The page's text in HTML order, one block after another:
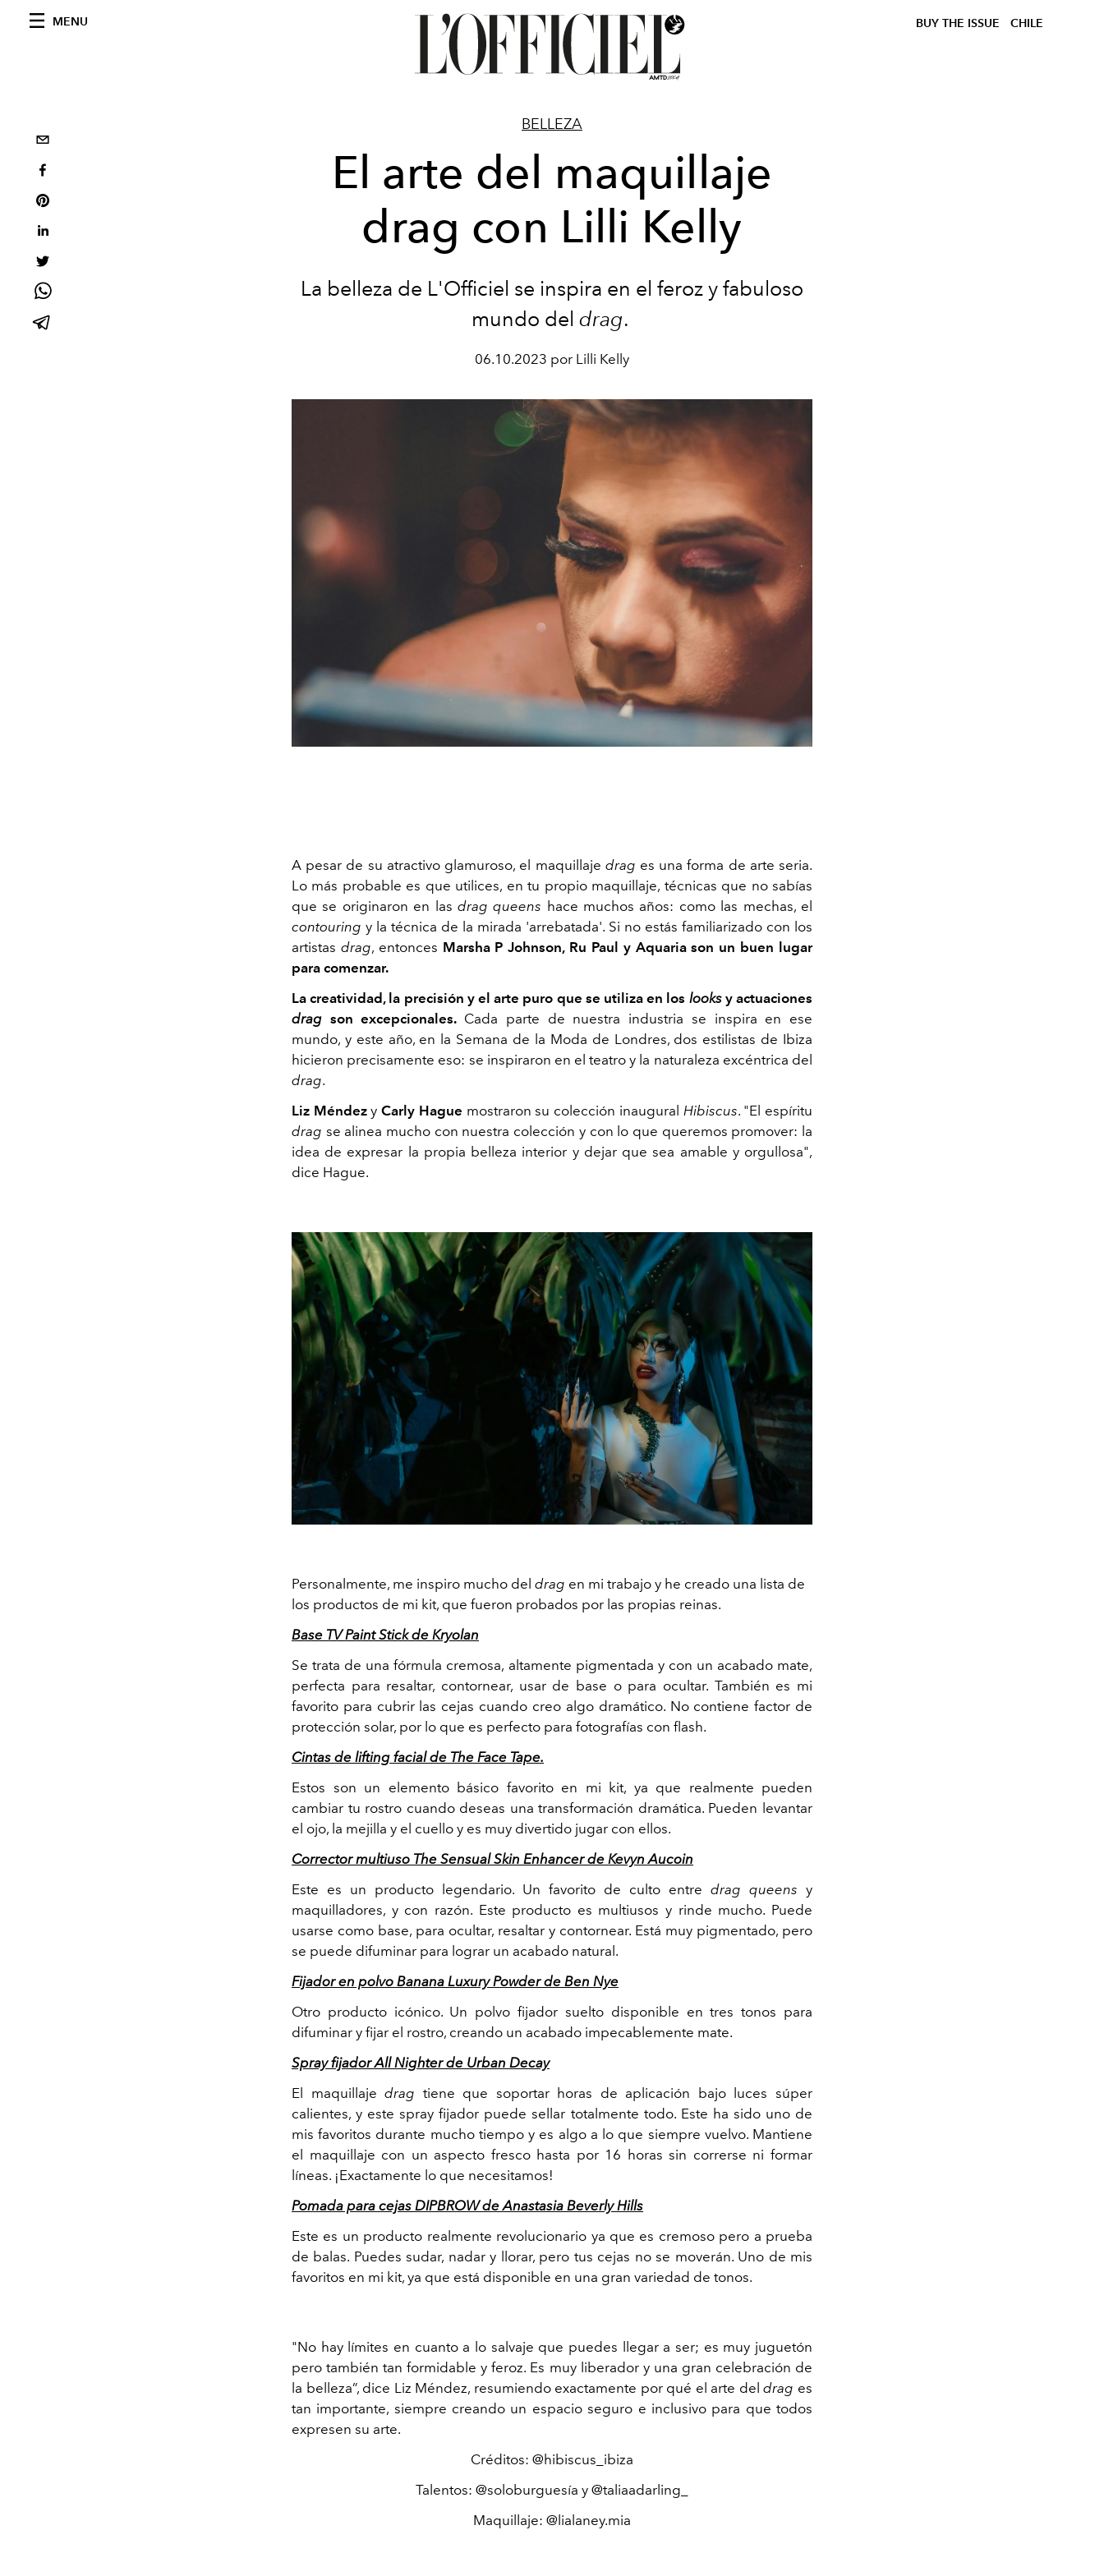
MENU BUY THE ISSUE CHILE
BELLEZA
El arte del maquillaje
drag con Lilli Kelly
La belleza de L'Officiel se inspira en el feroz y fabuloso
mundo del drag.
06.10.2023 por Lilli Kelly
A pesar de su atractivo glamuroso, el maquillaje drag es una forma de arte seria.
Lo más probable es que utilices, en tu propio maquillaje, técnicas que no sabías
que se originaron en las drag queens hace muchos años: como las mechas, el
contouring y la técnica de la mirada 'arrebatada'. Si no estás familiarizado con los
artistas drag, entonces Marsha P Johnson, Ru Paul y Aquaria son un buen lugar
para comenzar.
La creatividad, la precisión y el arte puro que se utiliza en los looksy actuaciones
drag son excepcionales. Cada parte de nuestra industria se inspira en ese
mundo, y este año, en la Semana de la Moda de Londres, dos estilistas de Ibiza
hicieron precisamente eso: se inspiraron en el teatro y la naturaleza excéntrica del
drag.
Liz MéndezyCarly Hague mostraron su colección inaugural Hibiscus. "El espíritu
drag se alinea mucho con nuestra colección y con lo que queremos promover: la
idea de expresar la propia belleza interior y dejar que sea amable y orgullosa",
dice Hague.
Personalmente, me inspiro mucho del drag en mi trabajo y he creado una lista de
los productos de mi kit, que fueron probados por las propias reinas.
Base TV Paint Stickde Kryolan
Se trata de una fórmula cremosa, altamente pigmentada y con un acabado mate,
perfecta para resaltar, contornear, usar de base o para ocultar. También es mi
favorito para cubrir las cejas cuando creo algo dramático. No contiene factor de
protección solar, por lo que es perfecto para fotografías con flash.
Cintas de lifting facial de The Face Tape.
Estos son un elemento básico favorito en mi kit, ya que realmente pueden
cambiar tu rostro cuando deseas una transformación dramática. Pueden levantar
el ojo, la mejilla y el cuello y es muy divertido jugar con ellos.
Corrector multiuso The Sensual Skin Enhancer de Kevyn Aucoin
Este es un producto legendario. Un favorito de culto entre drag queens y
maquilladores, y con razón. Este producto es multiusos y rinde mucho. Puede
usarse como base, para ocultar, resaltar y contornear. Está muy pigmentado, pero
se puede difuminar para lograr un acabado natural.
Fijador en polvo Banana Luxury Powder de Ben Nye
Otro producto icónico. Un polvo fijador suelto disponible en tres tonos para
difuminar y fijar el rostro, creando un acabado impecablemente mate.
Spray fijador All Nighter de Urban Decay
El maquillajedrag tiene que soportar horas de aplicación bajo luces súper
calientes, y este spray fijador puede sellar totalmente todo. Este ha sido uno de
mis favoritos durante mucho tiempo y es algo a lo que siempre vuelvo. Mantiene
el maquillaje con un aspecto fresco hasta por 16 horas sin correrse ni formar
líneas. ¡Exactamente lo que necesitamos!
Pomada para cejas DIPBROW de Anastasia Beverly Hills
Este es un producto realmente revolucionario ya que es cremoso pero a prueba
de balas. Puedes sudar, nadar y llorar, pero tus cejas no se moverán. Uno de mis
favoritos en mi kit, ya que está disponible en una gran variedad de tonos.
"No hay límites en cuanto a lo salvaje que puedes llegar a ser; es muy juguetón
pero también tan formidable y feroz. Es muy liberador y una gran celebración de
la belleza”, dice Liz Méndez, resumiendo exactamente por qué el arte deldrag es
tan importante, siempre creando un espacio seguro e inclusivo para que todos
expresen su arte.
Créditos: @hibiscus_ibiza
Talentos: @soloburguesía y @taliaadarling_
Maquillaje: @lialaney.mia